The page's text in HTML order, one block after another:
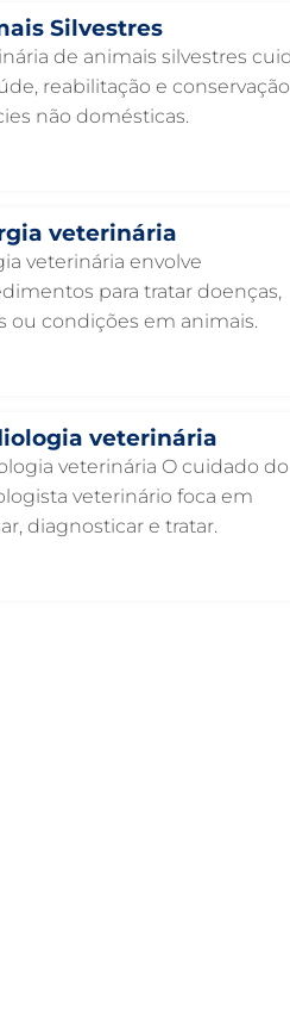
Silvestres
de animais silvestres
reabilitação e
não domésticas.
veterinária
veterinária envolve
para tratar doenças,
ou condições em animais.
veterinária
veterinária O cuidado do
veterinário foca em
diagnosticar e tratar.